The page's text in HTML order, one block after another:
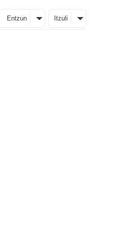
Entzun Itzuli